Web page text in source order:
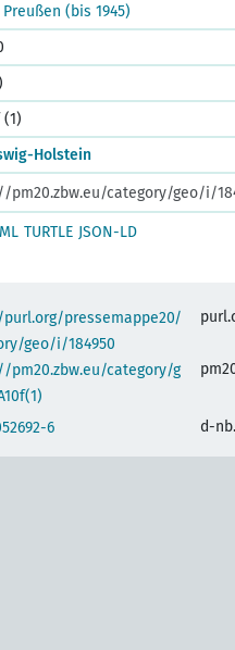
Preußen (bis 1945)
(1)
Holstein
pm20.zbw.eu/category/geo/i/
TURTLE JSON-LD
pressemappe20/
geo/i/184950
pm20.zbw.eu/category/g
6 d-